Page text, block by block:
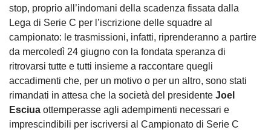
stop, proprio all’indomani della scadenza fissata dalla
Lega di Serie C per l’iscrizione delle squadre al
campionato: le trasmissioni, infatti, riprenderanno a partire
da mercoledì 24 giugno con la fondata speranza di
ritrovarsi tutte e tutti insieme a raccontare quegli
accadimenti che, per un motivo o per un altro, sono stati
rimandati in attesa che la società del presidente Joel
Esciua ottemperasse agli adempimenti necessari e
imprescindibili per iscriversi al Campionato di Serie C